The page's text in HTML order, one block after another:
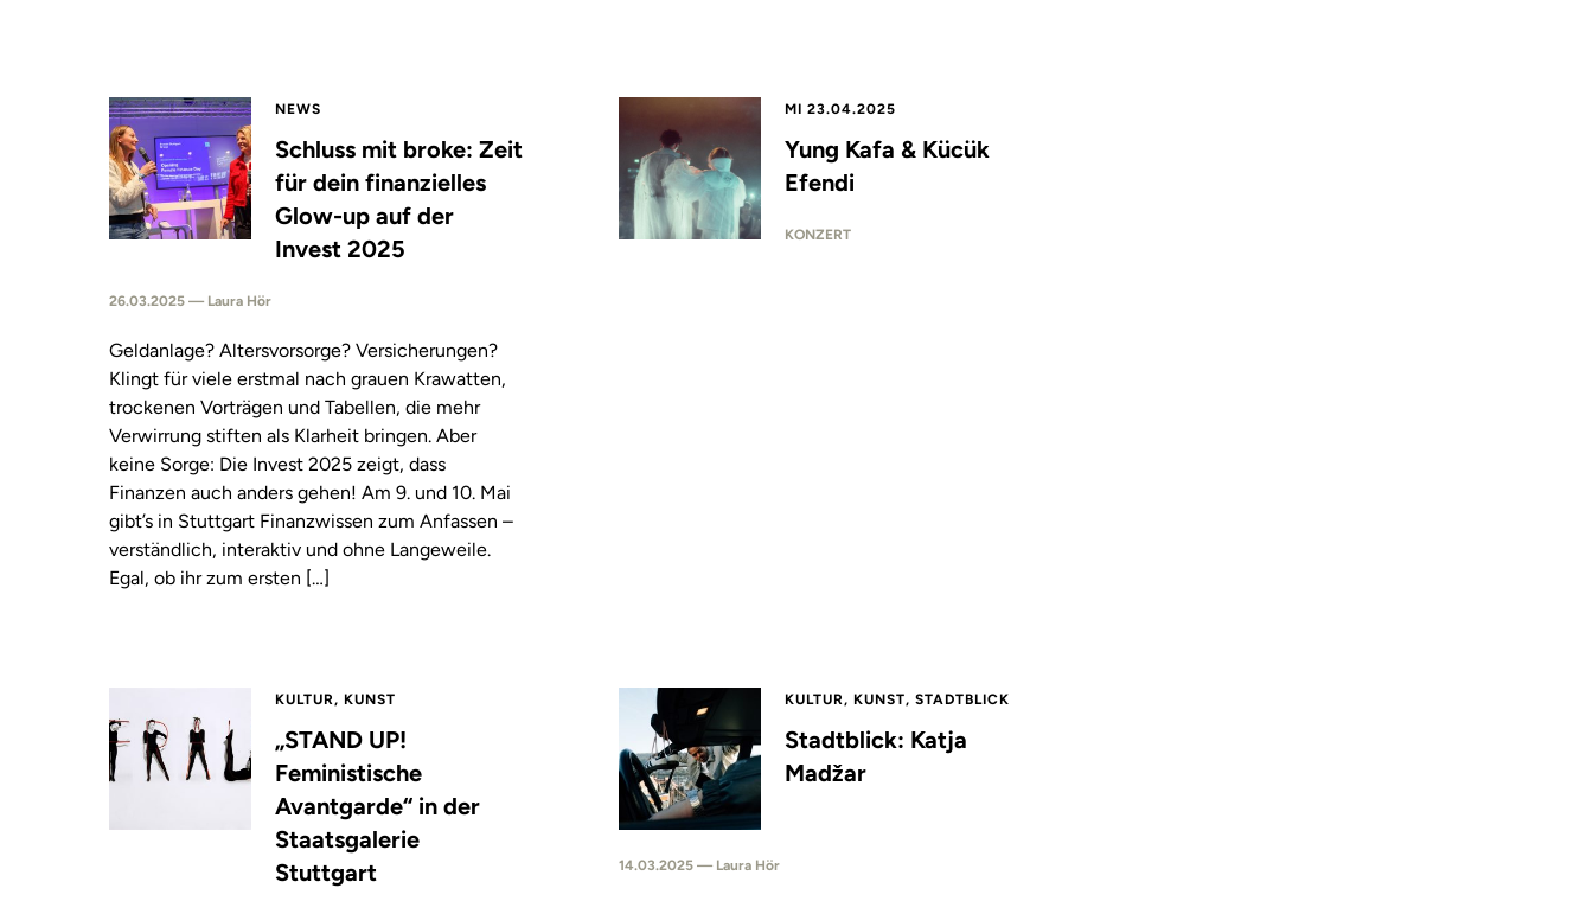
NEWS
Schluss mit broke: Zeit
für dein finanzielles
Glow-up auf der
Invest 2025
26.03.2025 — Laura Hör
Geldanlage? Altersvorsorge? Versicherungen?
Klingt für viele erstmal nach grauen Krawatten,
trockenen Vorträgen und Tabellen, die mehr
Verwirrung stiften als Klarheit bringen. Aber
keine Sorge: Die Invest 2025 zeigt, dass
Finanzen auch anders gehen! Am 9. und 10. Mai
gibt’s in Stuttgart Finanzwissen zum Anfassen –
verständlich, interaktiv und ohne Langeweile.
Egal, ob ihr zum ersten […]
MI 23.04.2025
Yung Kafa & Kücük
Efendi
KONZERT
KULTUR, KUNST
„STAND UP!
Feministische
Avantgarde“ in der
Staatsgalerie
Stuttgart
KULTUR, KUNST, STADTBLICK
Stadtblick: Katja
Madžar
14.03.2025 — Laura Hör